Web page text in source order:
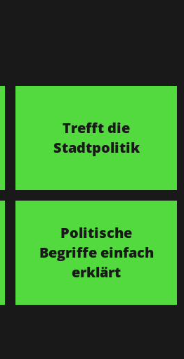
Trefft die
Stadtpolitik
Politische
Begriffe einfach
erklärt